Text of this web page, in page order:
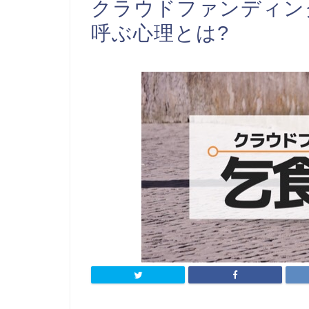
クラウドファンディ
呼ぶ心理とは?